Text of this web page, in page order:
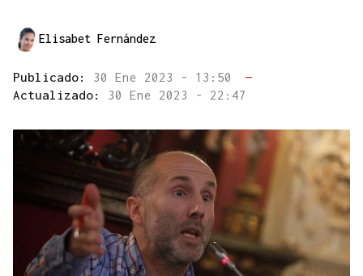
Elisabet Fernández
Publicado: 30 Ene 2023 - 13:50
—
Actualizado: 30 Ene 2023 - 22:47